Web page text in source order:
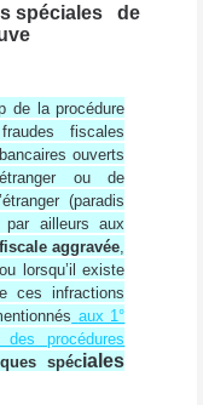
spéciales de
de la procédure
fiscales
ouverts
ou de
(paradis
ailleurs aux
aggravée,
lorsqu’il existe
ces infractions
aux 1°
procédures
spéciales